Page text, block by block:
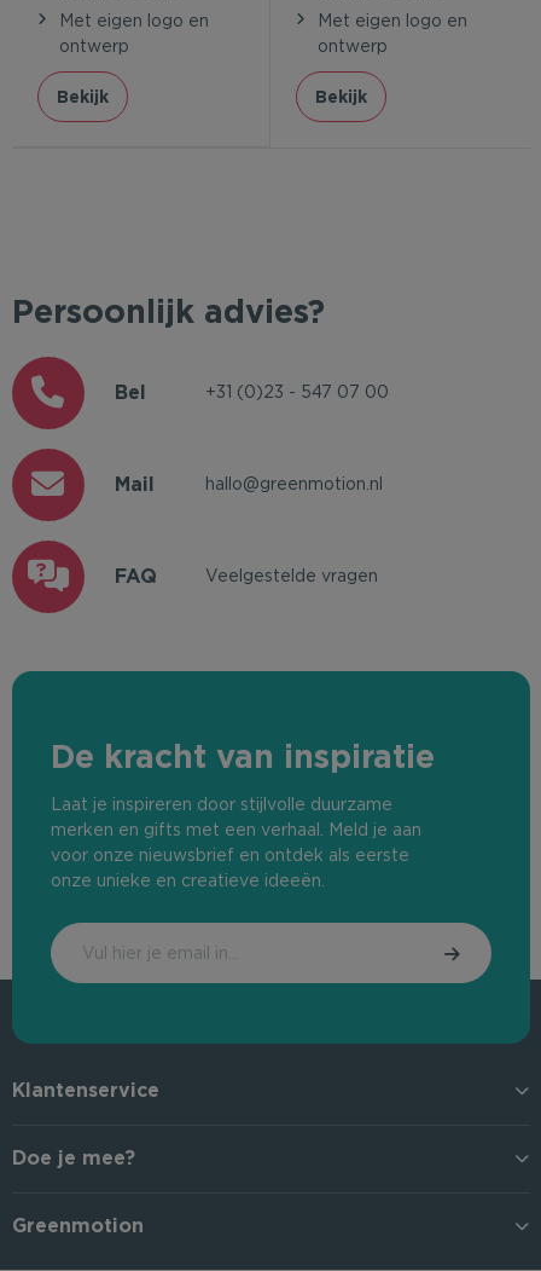
Met eigen logo en
ontwerp
Bekijk
Met eigen logo en
ontwerp
Bekijk
Persoonlijk advies?
Bel +31 (0)23 - 547 07 00
Mail hallo@greenmotion.nl
FAQ Veelgestelde vragen
De kracht van inspiratie
Laat je inspireren door stijlvolle duurzame
merken en gifts met een verhaal. Meld je aan
voor onze nieuwsbrief en ontdek als eerste
onze unieke en creatieve ideeën.
Klantenservice
Doe je mee?
Greenmotion